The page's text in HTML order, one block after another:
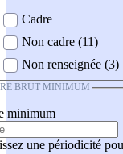
Cadre
Non cadre (11)
Non renseignée (3)
BRUT MINIMUM
minimum
une périodicité